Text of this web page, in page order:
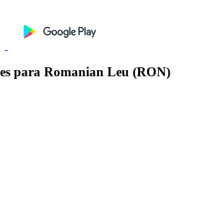
para Romanian Leu (RON)